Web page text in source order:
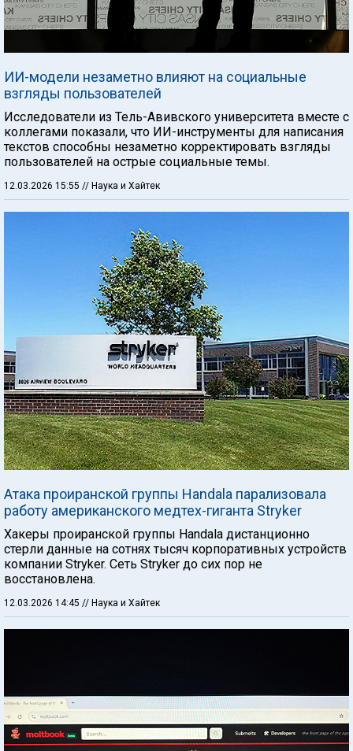
ИИ-модели незаметно влияют на социальные
взгляды пользователей
Исследователи из Тель-Авивского университета вместе с
коллегами показали, что ИИ-инструменты для написания
текстов способны незаметно корректировать взгляды
пользователей на острые социальные темы.
12.03.2026 15:55 // Наука и Хайтек
Атака проиранской группы Handala парализовала
работу американского медтех-гиганта Stryker
Хакеры проиранской группы Handala дистанционно
стерли данные на сотнях тысяч корпоративных устройств
компании Stryker. Сеть Stryker до сих пор не
восстановлена.
12.03.2026 14:45 // Наука и Хайтек